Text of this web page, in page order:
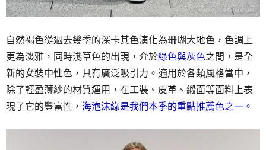
自然褐色從過去幾季的深卡其色演化為珊瑚大地色，色調上
更為淡雅，同時淺草色的出現，介於綠色與灰色之間，是全
新的女裝中性色，具有廣泛吸引力。適用於各類風格當中，
除了輕盈薄紗的材質運用，在工裝、皮革、緞面等面料上表
現了它的豐富性， 海泡沫綠是我們本季的重點推薦色之一。